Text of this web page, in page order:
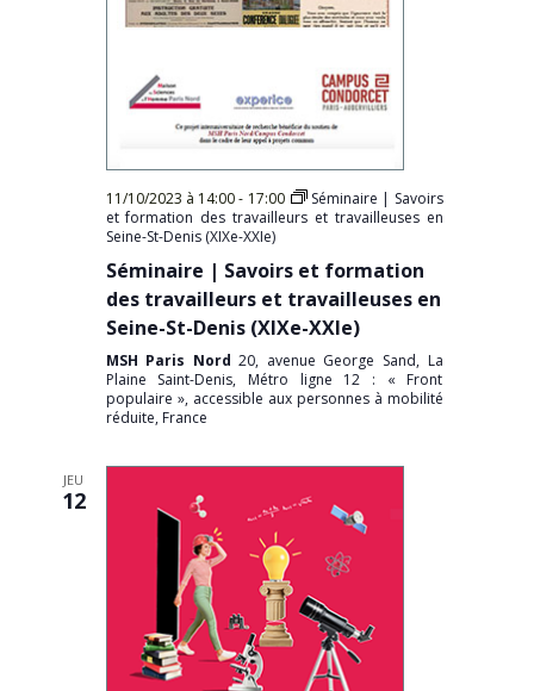
11/10/2023 à 14:00- 17:00
Séminaire | Savoirs
et formation des travailleurs et travailleuses en
Seine-St-Denis (XIXe-XXIe)
Séminaire | Savoirs et formation
des travailleurs et travailleuses en
Seine-St-Denis (XIXe-XXIe)
MSH Paris Nord20, avenue George Sand, La
Plaine Saint-Denis, Métro ligne 12 : « Front
populaire », accessible aux personnes à mobilité
réduite, France
JEU
12